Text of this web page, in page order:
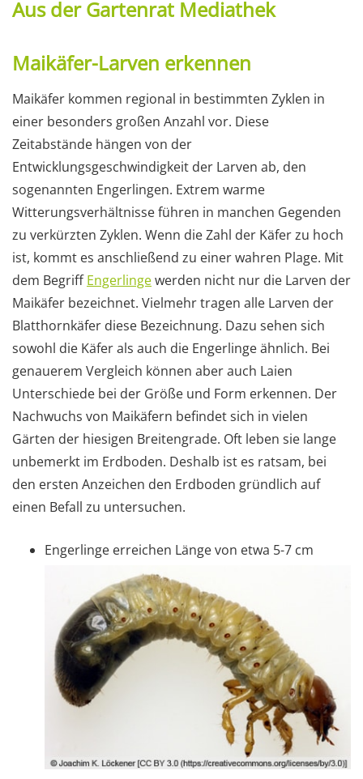
Aus der Gartenrat Mediathek
Maikäfer-Larven erkennen
Maikäfer kommen regional in bestimmten Zyklen in
einer besonders großen Anzahl vor. Diese
Zeitabstände hängen von der
Entwicklungsgeschwindigkeit der Larven ab, den
sogenannten Engerlingen. Extrem warme
Witterungsverhältnisse führen in manchen Gegenden
zu verkürzten Zyklen. Wenn die Zahl der Käfer zu hoch
ist, kommt es anschließend zu einer wahren Plage. Mit
dem BegriffEngerlingewerden nicht nur die Larven der
Maikäfer bezeichnet. Vielmehr tragen alle Larven der
Blatthornkäfer diese Bezeichnung. Dazu sehen sich
sowohl die Käfer als auch die Engerlinge ähnlich. Bei
genauerem Vergleich können aber auch Laien
Unterschiede bei der Größe und Form erkennen. Der
Nachwuchs von Maikäfern befindet sich in vielen
Gärten der hiesigen Breitengrade. Oft leben sie lange
unbemerkt im Erdboden. Deshalb ist es ratsam, bei
den ersten Anzeichen den Erdboden gründlich auf
einen Befall zu untersuchen.
Engerlinge erreichen Länge von etwa 5-7 cm